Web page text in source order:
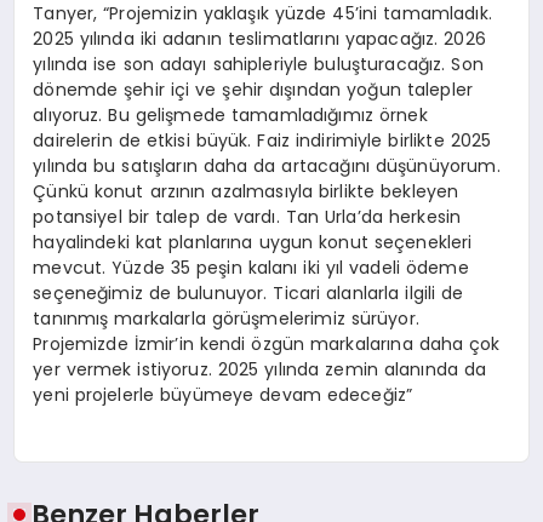
Tanyer, “Projemizin yaklaşık yüzde 45’ini tamamladık.
2025 yılında iki adanın teslimatlarını yapacağız. 2026
yılında ise son adayı sahipleriyle buluşturacağız. Son
dönemde şehir içi ve şehir dışından yoğun talepler
alıyoruz. Bu gelişmede tamamladığımız örnek
dairelerin de etkisi büyük. Faiz indirimiyle birlikte 2025
yılında bu satışların daha da artacağını düşünüyorum.
Çünkü konut arzının azalmasıyla birlikte bekleyen
potansiyel bir talep de vardı. Tan Urla’da herkesin
hayalindeki kat planlarına uygun konut seçenekleri
mevcut. Yüzde 35 peşin kalanı iki yıl vadeli ödeme
seçeneğimiz de bulunuyor. Ticari alanlarla ilgili de
tanınmış markalarla görüşmelerimiz sürüyor.
Projemizde İzmir’in kendi özgün markalarına daha çok
yer vermek istiyoruz. 2025 yılında zemin alanında da
yeni projelerle büyümeye devam edeceğiz”